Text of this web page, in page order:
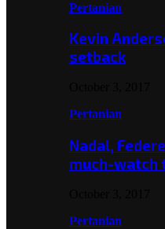
Pertanian
Kevin
setback
Pertanian
Nadal,
much-watch
Pertanian